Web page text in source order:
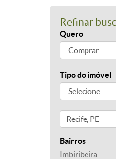
Refinar
Quero
Tipo do imóvel
Bairros
Imbiribeira